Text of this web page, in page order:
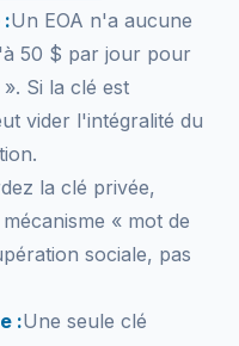
Un EOA n'a aucune
50 $ par jour pour
Si la clé est
vider l'intégralité du
la clé privée,
« mot de
sociale, pas
:Une seule clé